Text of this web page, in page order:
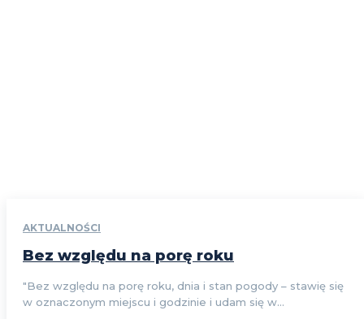
AKTUALNOŚCI
Bez względu na porę roku
"Bez względu na porę roku, dnia i stan pogody – stawię się
w oznaczonym miejscu i godzinie i udam się w...